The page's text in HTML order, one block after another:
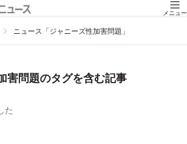
メニュー
ニュース「ジャニーズ性加害問題」
害問題のタグを含む記事
た